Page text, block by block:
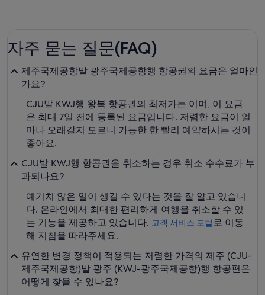
자주 묻는 질문(FAQ)
제주국제공항발 광주국제공항행 항공권의 요금은 얼마인
가요?
CJU발 KWJ행 왕복 항공권의 최저가는 이며, 이 요금
은 최대 7일 전에 등록된 요금입니다. 저렴한 요금이 얼
마나 오래갈지 모르니 가능한 한 빨리 예약하시는 것이
좋아요.
CJU발 KWJ행 항공권을 취소하는 경우 취소 수수료가 부
과되나요?
예기치 않은 일이 생길 수 있다는 것을 잘 알고 있습니
다. 온라인에서 최대한 편리하게 여행을 취소할 수 있
는 기능을 제공하고 있습니다. 고객 서비스 포털로 이동
해 지침을 따라주세요.
유연한 변경 정책이 적용되는 저렴한 가격의 제주 (CJU-
제주국제공항)발 광주 (KWJ-광주국제공항)행 항공편은
어떻게 찾을 수 있나요?